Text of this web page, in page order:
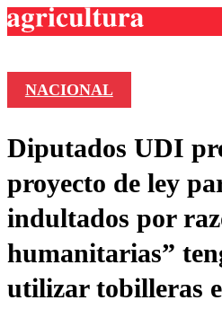
Frecuencias
Agricultura TV
Deportes
Colo Colo
Motor
Otros Deportes
Seleccion
Entretención
Noticias
Dato Practico
Economía
Vida Social
Publicaciones
NACIONAL
Diputados UDI
proyecto de ley
indultados por
humanitarias”
utilizar tobilleras